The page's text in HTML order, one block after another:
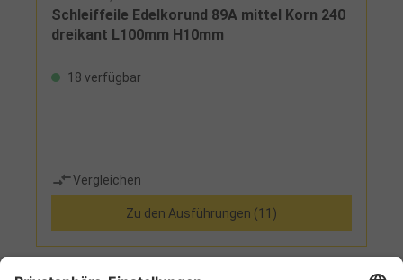
Schleiffeile Edelkorund 89A mittel Korn 240
dreikant L100mm H10mm
18 verfügbar
Vergleichen
Zu den Ausführungen (11)